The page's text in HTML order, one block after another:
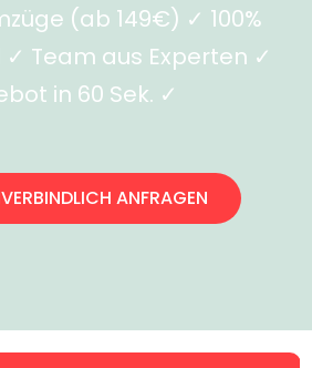
(ab 149€) ✓ 100%
Team aus Experten ✓
in 60 Sek. ✓
ANFRAGEN